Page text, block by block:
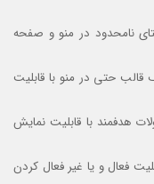
نامحدود در منو و صفحه
حتی در منو با قابلیت
هدفمند با قابلیت نمایش
فعال و یا غیر فعال کردن